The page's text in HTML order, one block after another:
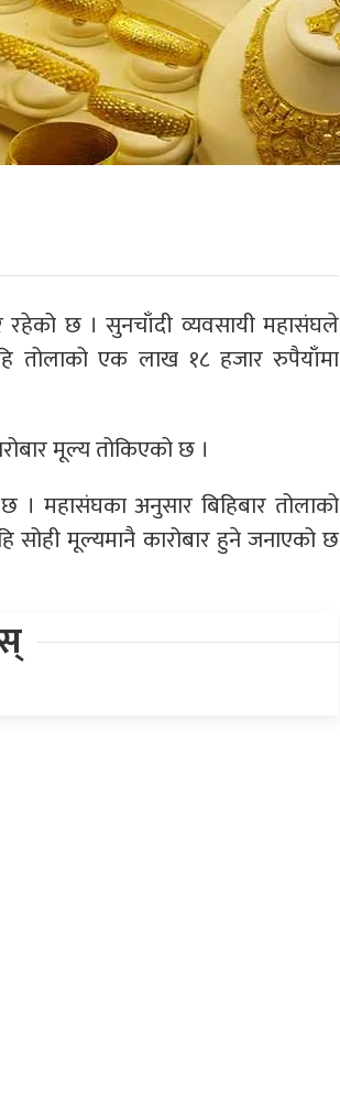
रहेको छ । सुनचाँदी व्यवसायी महासंघले
तोलाको एक लाख १८ हजार रुपैयाँमा
मूल्य तोकिएको छ ।
महासंघका अनुसार बिहिबार तोलाको
सोही मूल्यमानै कारोबार हुने जनाएको छ